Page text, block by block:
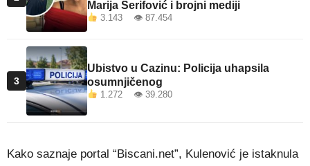
Marija Šerifović i brojni mediji
3.143 👁 87.454
3
Ubistvo u Cazinu: Policija uhapsila
osumnjičenog
1.272 👁 39.280
Kako saznaje portal “Biscani.net”, Kulenović je istaknula